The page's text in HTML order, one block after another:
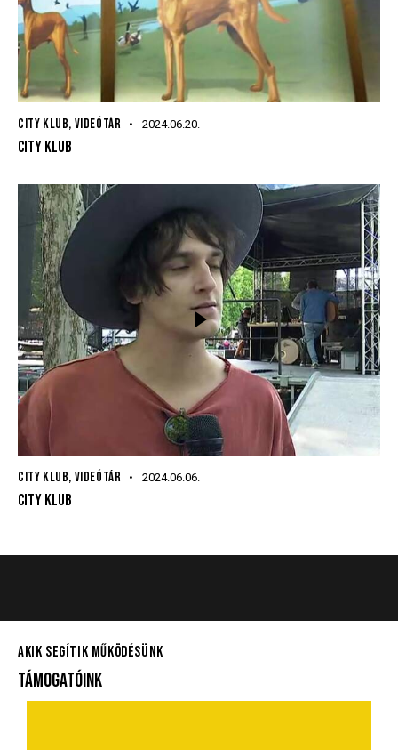
CITY KLUB, VIDEÓTÁR 2024.06.20.
CITY KLUB
CITY KLUB, VIDEÓTÁR 2024.06.06.
CITY KLUB
AKIK SEGÍTIK MŰKÖDÉSÜNK
TÁMOGATÓINK